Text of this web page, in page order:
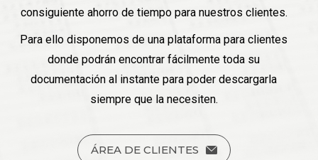
consiguiente ahorro de tiempo para nuestros clientes.
Para ello disponemos de una plataforma para clientes
donde podrán encontrar fácilmente toda su
documentación al instante para poder descargarla
siempre que la necesiten.
ÁREA DE CLIENTES